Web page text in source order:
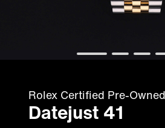
Rolex Certified Pre-Owned
Datejust 41